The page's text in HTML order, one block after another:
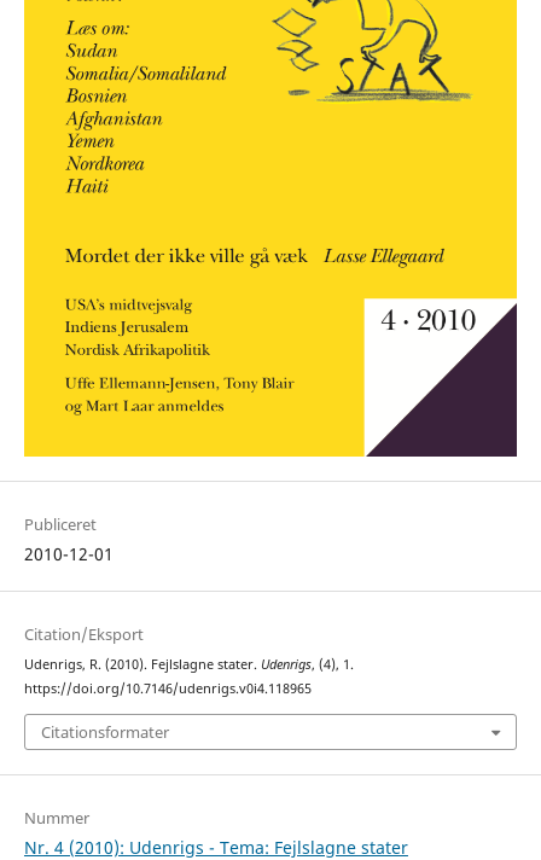
Publiceret
2010-12-01
Citation/Eksport
Udenrigs, R. (2010). Fejlslagne stater. Udenrigs, (4), 1.
https://doi.org/10.7146/udenrigs.v0i4.118965
Citationsformater
Nummer
Nr. 4 (2010): Udenrigs - Tema: Fejlslagne stater